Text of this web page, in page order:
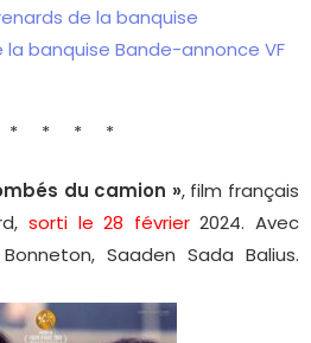
de la banquise
la banquise Bande-annonce VF
* * * *
du camion », film français
sorti le 28 février2024. Avec
Saaden Sada Balius.